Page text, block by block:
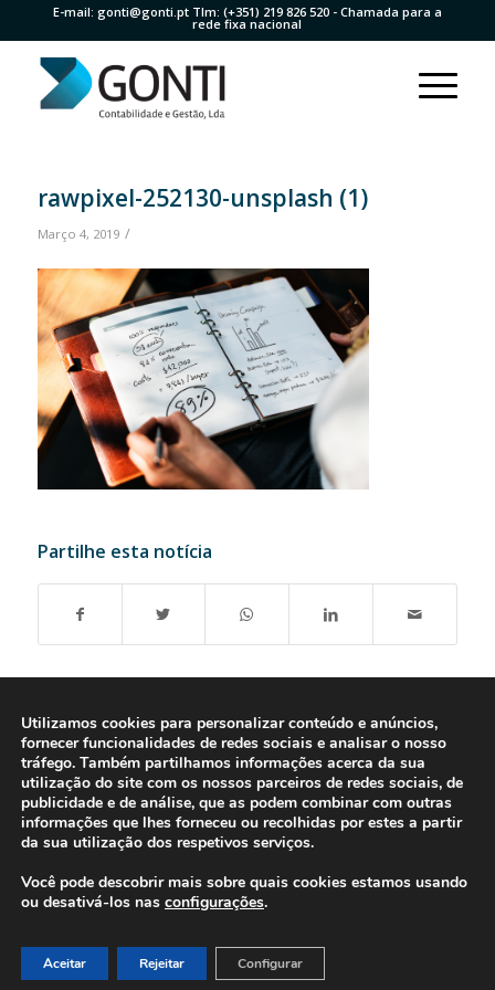
E-mail: gonti@gonti.ptTlm: (+351) 219 826 520- Chamada para a
rede fixa nacional
rawpixel-252130-unsplash (1)
Março 4, 2019 /
Partilhe esta notícia
Livro de Reclamações
Utilizamos cookies para personalizar conteúdo e anúncios,
fornecer funcionalidades de redes sociais e analisar o nosso
tráfego. Também partilhamos informações acerca da sua
utilização do site com os nossos parceiros de redes sociais, de
publicidade e de análise, que as podem combinar com outras
informações que lhes forneceu ou recolhidas por estes a partir
da sua utilização dos respetivos serviços.
Você pode descobrir mais sobre quais cookies estamos usando
ou desativá-los nas configurações.
Aceitar Rejeitar Configurar